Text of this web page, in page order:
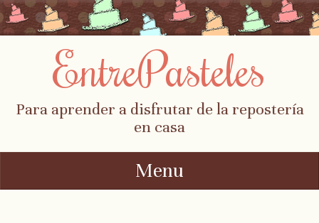
EntrePasteles
Para aprender a disfrutar de la repostería
en casa
Menu